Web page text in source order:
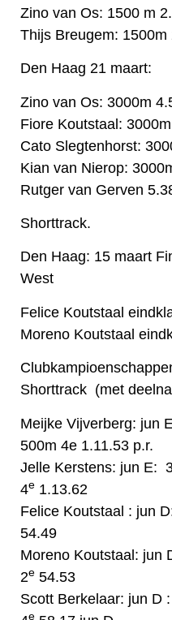
Zino van Os: 1500 m
Thijs Breugem: 1500m
Den Haag 21 maart:
Zino van Os: 3000m
Fiore Koutstaal:
Cato Slegtenhorst:
Kian van Nierop:
Rutger van Gerven
Shorttrack.
Den Haag: 15 maart
West
Felice Koutstaal
Moreno Koutstaal
Shorttrack (met
Meijke Vijverberg: jun
500m 4e 1.11.53 p.r.
Jelle Kerstens: jun E:
4e 1.13.62
Felice Koutstaal : jun
54.49
Moreno Koutstaal: jun
2e 54.53
Scott Berkelaar: jun D
e